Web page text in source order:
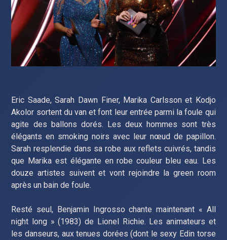
Eric Saade, Sarah Dawn Finer, Marika Carlsson et Kodjo
Akolor sortent du van et font leur entrée parmi la foule qui
agite des ballons dorés. Les deux hommes sont très
élégants en smoking noirs avec leur nœud de papillon.
Sarah resplendie dans sa robe aux reflets cuivrés, tandis
que Marika est élégante en robe couleur bleu eau. Les
douze artistes suivent et vont rejoindre la green room
après un bain de foule.
Resté seul, Benjamin Ingrosso chante maintenant « All
night long » (1983) de Lionel Richie. Les animateurs et
les danseurs, aux tenues dorées (dont le sexy Edin torse